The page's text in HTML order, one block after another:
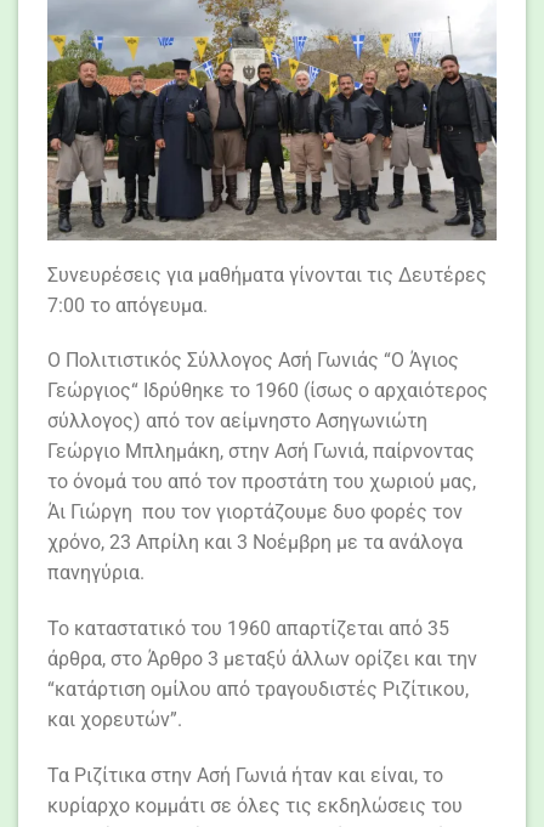
Συνευρέσεις για μαθήματα γίνονται τις Δευτέρες
7:00 το απόγευμα.
Ο Πολιτιστικός Σύλλογος Ασή Γωνιάς “Ο Άγιος
Γεώργιος“ Ιδρύθηκε το 1960 (ίσως ο αρχαιότερος
σύλλογος) από τον αείμνηστο Ασηγωνιώτη
Γεώργιο Μπλημάκη, στην Ασή Γωνιά, παίρνοντας
το όνομά του από τον προστάτη του χωριού μας,
Άι Γιώργη που τον γιορτάζουμε δυο φορές τον
χρόνο, 23 Απρίλη και 3 Νοέμβρη με τα ανάλογα
πανηγύρια.
Το καταστατικό του 1960 απαρτίζεται από 35
άρθρα, στο Άρθρο 3 μεταξύ άλλων ορίζει και την
“κατάρτιση ομίλου από τραγουδιστές Ριζίτικου,
και χορευτών”.
Τα Ριζίτικα στην Ασή Γωνιά ήταν και είναι, το
κυρίαρχο κομμάτι σε όλες τις εκδηλώσεις του